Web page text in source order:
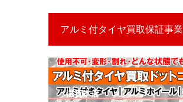
アルミ付タイヤ買取保証事業
滋賀本店